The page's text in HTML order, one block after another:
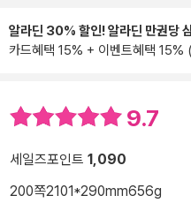
알라딘 30% 할인! 알라딘 만권당
카드혜택 15% + 이벤트혜택
9.7
세일즈포인트 1,090
200쪽2101*290mm656g